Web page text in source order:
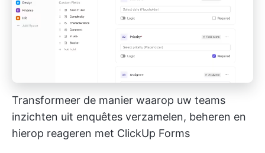
Transformeer de manier waarop uw teams
inzichten uit enquêtes verzamelen, beheren en
hierop reageren met ClickUp Forms